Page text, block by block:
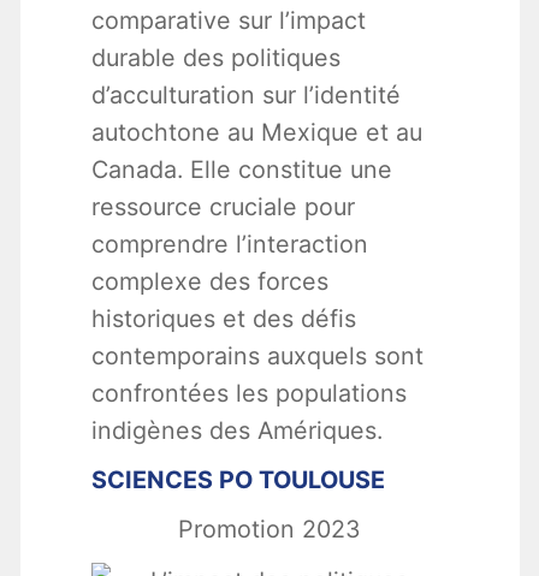
comparative sur l’impact
durable des politiques
d’acculturation sur l’identité
autochtone au Mexique et au
Canada. Elle constitue une
ressource cruciale pour
comprendre l’interaction
complexe des forces
historiques et des défis
contemporains auxquels sont
confrontées les populations
indigènes des Amériques.
SCIENCES PO TOULOUSE
Promotion 2023